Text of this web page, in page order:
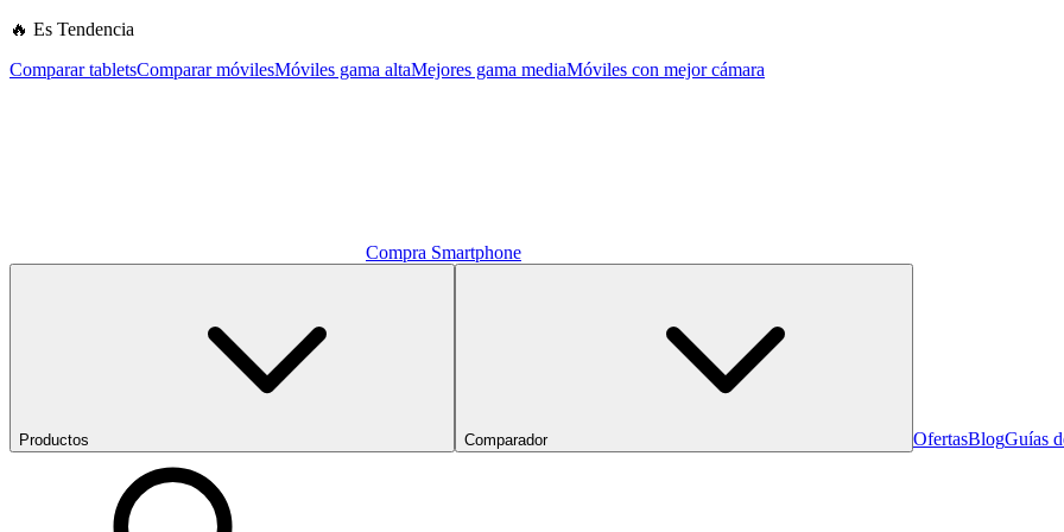
🔥 Es Tendencia
Comparar tabletsComparar móvilesMóviles gama altaMejores gama mediaMóviles con mejor cámara
Compra Smartphone
Productos Comparador OfertasBlogGuías